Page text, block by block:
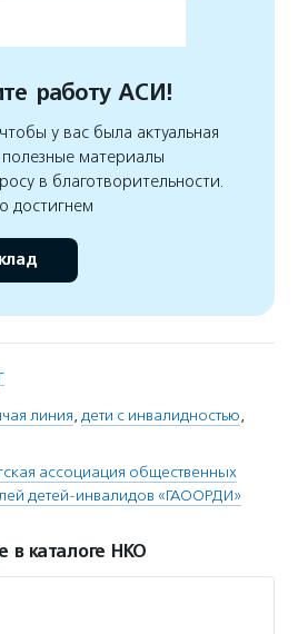
работу АСИ!
у вас была актуальная
материалы
в благотворительности.
достигнем
линия, дети с инвалидностью,
ассоциация общественных
детей-инвалидов «ГАООРДИ»
в каталоге НКО